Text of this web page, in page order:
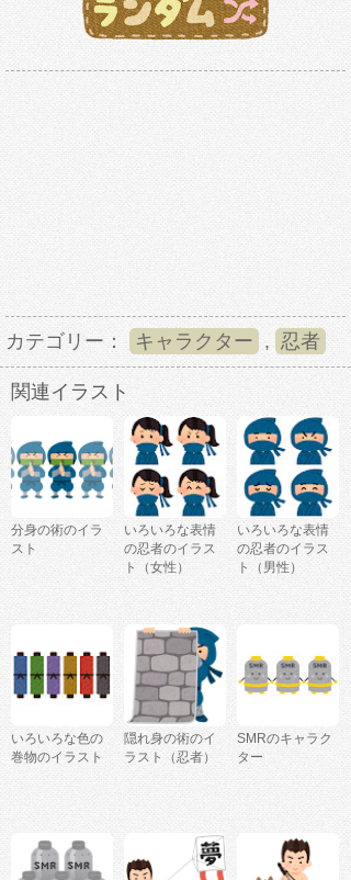
カテゴリー： キャラクター , 忍者
関連イラスト
分身の術のイラ
スト
いろいろな表情
の忍者のイラス
ト（女性）
いろいろな表情
の忍者のイラス
ト（男性）
いろいろな色の
巻物のイラスト
隠れ身の術のイ
ラスト（忍者）
SMRのキャラク
ター